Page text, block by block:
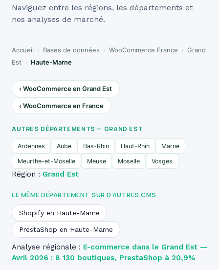
Naviguez entre les régions, les départements et
nos analyses de marché.
Accueil › Bases de données › WooCommerce France › Grand
Est › Haute-Marne
‹ WooCommerce en Grand Est
‹ WooCommerce en France
AUTRES DÉPARTEMENTS — GRAND EST
Ardennes Aube Bas-Rhin Haut-Rhin Marne
Meurthe-et-Moselle Meuse Moselle Vosges
Région : Grand Est
LE MÊME DÉPARTEMENT SUR D’AUTRES CMS
Shopify en Haute-Marne
PrestaShop en Haute-Marne
Analyse régionale : E-commerce dans le Grand Est —
Avril 2026 : 8 130 boutiques, PrestaShop à 20,9%